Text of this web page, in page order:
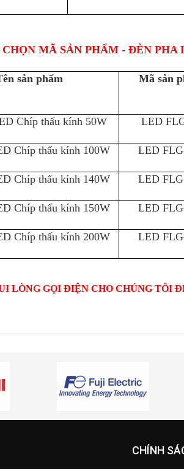
CHỌN MÃ SẢN PHẨM - ĐÈN
sản phẩm Mã sản
Chíp thấu kính 50W LED
Chíp thấu kính 100W LED
Chíp thấu kính 140W LED
Chíp thấu kính 150W LED
Chíp thấu kính 200W LED
LÒNG GỌI ĐIỆN CHO CHÚNG TÔI
CHÍNH